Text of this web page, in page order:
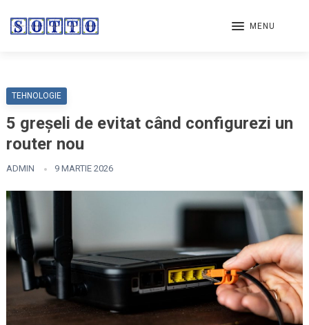
MENU
TEHNOLOGIE
5 greșeli de evitat când configurezi un
router nou
ADMIN 9 MARTIE 2026